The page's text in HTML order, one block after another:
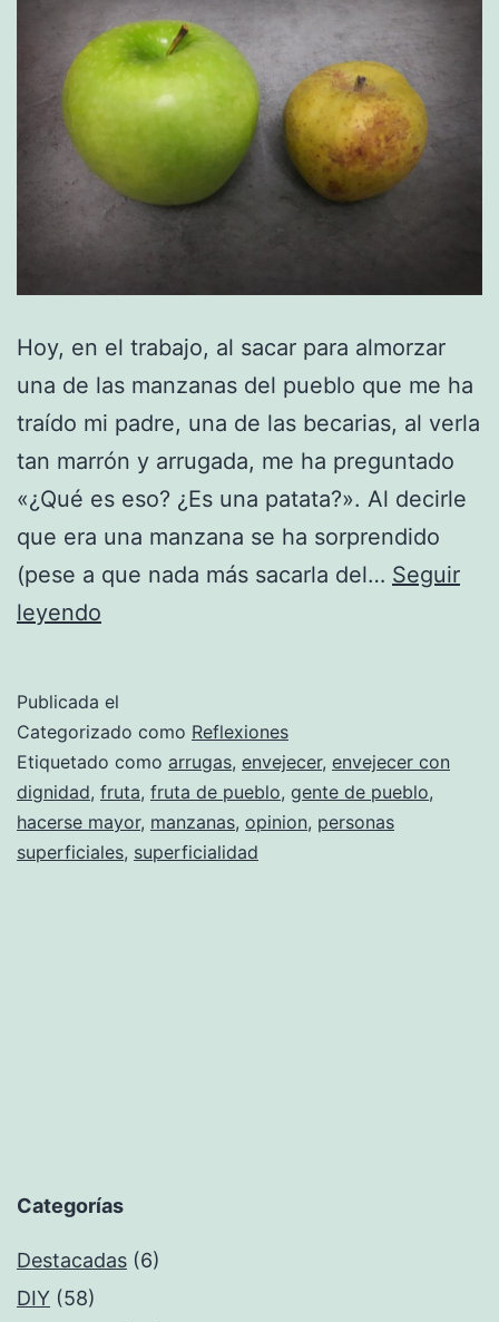
Hoy, en el trabajo, al sacar para almorzar
una de las manzanas del pueblo que me ha
traído mi padre, una de las becarias, al verla
tan marrón y arrugada, me ha preguntado
«¿Qué es eso? ¿Es una patata?». Al decirle
que era una manzana se ha sorprendido
(pese a que nada más sacarla del… Seguir
leyendo
de
pueblo
Publicada el
Categorizado como Reflexiones
Etiquetado como arrugas, envejecer, envejecer con
dignidad, fruta, fruta de pueblo, gente de pueblo,
hacerse mayor, manzanas, opinion, personas
superficiales, superficialidad
Categorías
Destacadas (6)
DIY (58)